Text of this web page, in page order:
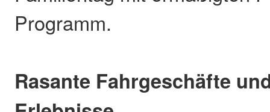
Programm.
Rasante Fahrgeschäfte